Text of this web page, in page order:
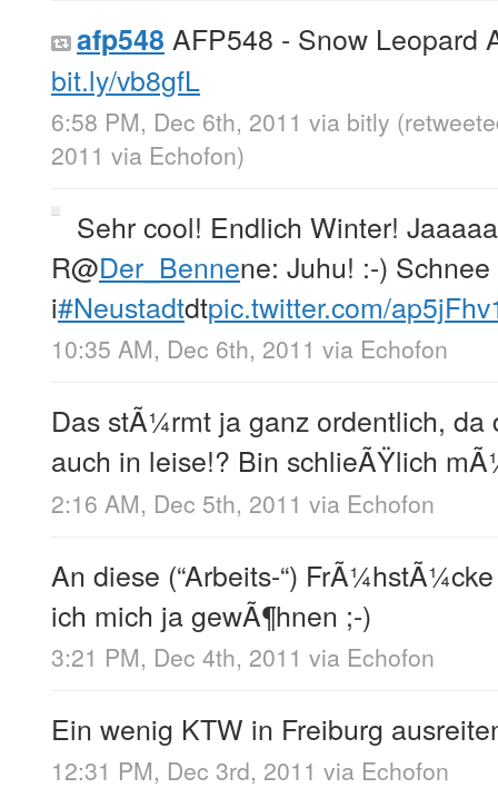
afp548 AFP548 - Snow Leopard
bit.ly/vb8gfL
6:58 PM, Dec 6th, 2011 via bitly
2011 via Echofon)
Sehr cool! Endlich Winter!
R@Der_Bennene: Juhu! :-) Schnee
i#Neustadtdtpic.twitter.com/
10:35 AM, Dec 6th, 2011 via Echofon
Das stÃ¼rmt ja ganz ordentlich, da
auch in leise!? Bin schlieÃŸlich
2:16 AM, Dec 5th, 2011 via Echofon
An diese (“Arbeits-“)
ich mich ja gewÃ¶hnen ;-)
3:21 PM, Dec 4th, 2011 via Echofon
Ein wenig KTW in Freiburg
12:31 PM, Dec 3rd, 2011 via Echofon